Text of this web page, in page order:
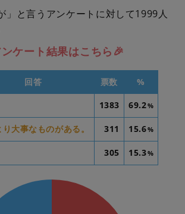
」と言うアンケートに対して1999人
ケート結果はこちら🎉
回答 票数 %
1383 69.2%
大事なものがある。 311 15.6%
305 15.3%